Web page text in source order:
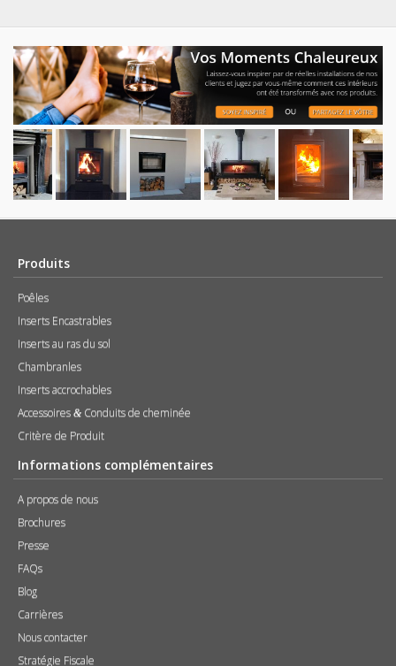
Produits
Poêles
Inserts Encastrables
Inserts au ras du sol
Chambranles
Inserts accrochables
Accessoires & Conduits de cheminée
Critère de Produit
Informations complémentaires
A propos de nous
Brochures
Presse
FAQs
Blog
Carrières
Nous contacter
Stratégie Fiscale